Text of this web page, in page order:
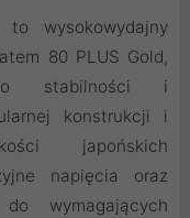
wysokowydajny
80 PLUS Gold,
o stabilności i
konstrukcji i
japońskich
napięcia oraz
wymagających